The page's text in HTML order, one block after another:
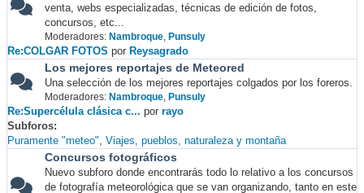
venta, webs especializadas, técnicas de edición de fotos,
concursos, etc...
Moderadores: Nambroque, Punsuly
Re:COLGAR FOTOS por Reysagrado
Los mejores reportajes de Meteored
Una selección de los mejores reportajes colgados por los foreros.
Moderadores: Nambroque, Punsuly
Re:Supercélula clásica c... por rayo
Subforos
Puramente "meteo" Viajes, pueblos, naturaleza y montaña
Concursos fotográficos
Nuevo subforo donde encontrarás todo lo relativo a los concursos
de fotografía meteorológica que se van organizando, tanto en este